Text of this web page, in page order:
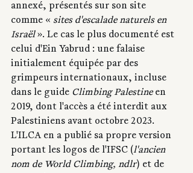
annexé, présentés sur son site
comme « sites d'escalade naturels en
Israël ». Le cas le plus documenté est
celui d'Ein Yabrud : une falaise
initialement équipée par des
grimpeurs internationaux, incluse
dans le guide Climbing Palestine en
2019, dont l'accès a été interdit aux
Palestiniens avant octobre 2023.
L'ILCA en a publié sa propre version
portant les logos de l'IFSC (l'ancien
nom de World Climbing, ndlr) et de